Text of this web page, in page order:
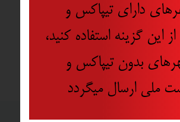
دارای تیپاکس و
گزینه استفاده کنید،
بدون تیپاکس و
ملی ارسال میگردد